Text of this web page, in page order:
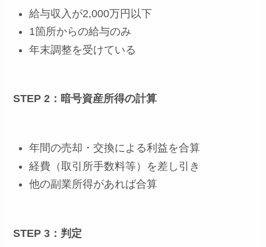
給与収入が2,000万円以下
1箇所からの給与のみ
年末調整を受けている
STEP 2：暗号資産所得の計算
年間の売却・交換による利益を合算
経費（取引所手数料等）を差し引き
他の副業所得があれば合算
STEP 3：判定